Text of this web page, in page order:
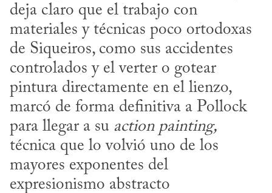
deja claro que el trabajo con
materiales y técnicas poco ortodoxas
de Siqueiros, como sus accidentes
controlados y el verter o gotear
pintura directamente en el lienzo,
marcó de forma definitiva a Pollock
para llegar a su action painting,
técnica que lo volvió uno de los
mayores exponentes del
expresionismo abstracto